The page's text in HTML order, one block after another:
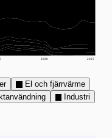
2020 2025
El och fjärrvärme
Industri